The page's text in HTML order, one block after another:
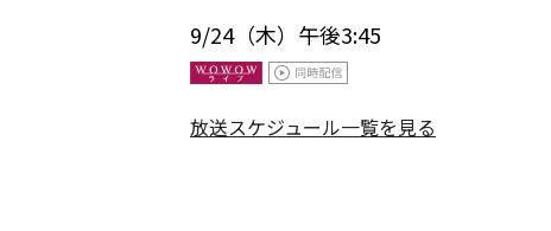
9/24（木）午後3:45
放送スケジュール一覧を見る